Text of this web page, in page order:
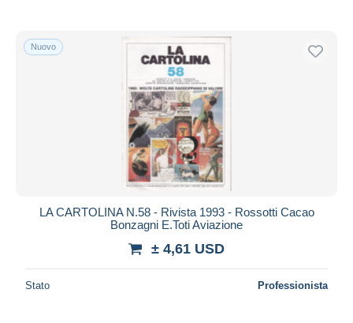
Nuovo
LA CARTOLINA N.58 - Rivista 1993 - Rossotti Cacao
Bonzagni E.Toti Aviazione
± 4,61 USD
Stato Professionista